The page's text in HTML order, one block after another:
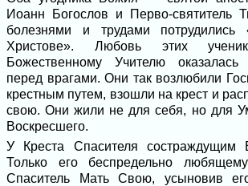
Иоанн Богослов и Перво-святитель
болезнями и трудами потрудились
Христове». Любовь этих
Божественному Учителю оказалась
перед врагами. Они так возлюбили
крестным путем, взошли на крест и
свою. Они жили не для себя, но для
Воскресшего.
У Креста Спасителя
Только его беспредельно
Спаситель Мать Свою, усыновив